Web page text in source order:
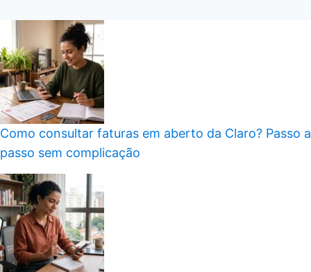
Como consultar faturas em aberto da Claro? Passo a
passo sem complicação